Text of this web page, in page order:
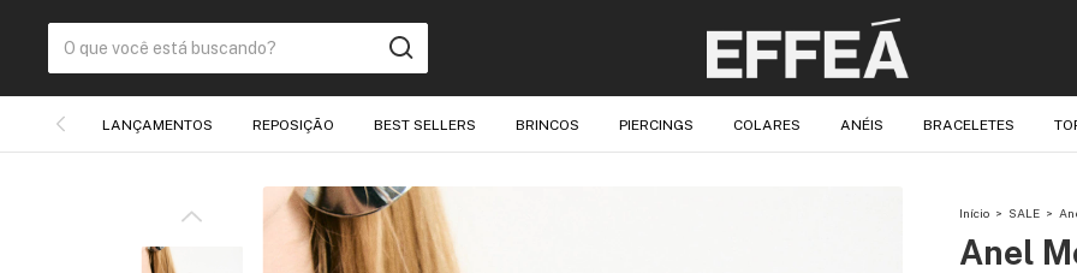
LANÇAMENTOS REPOSIÇÃO BEST SELLERS BRINCOS PIERCINGS COLARES ANÉIS BRACELETES
Início > SALE >
Anel